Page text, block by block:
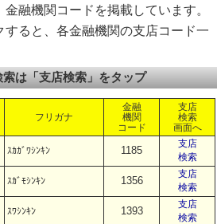
融機関コードを掲載しています。
すると、各金融機関の支店コード一
は「支店検索」をタップ
フリガナ
金融
機関
コード
支店
検索
画面へ
ｽｶｶﾞﾜｼﾝｷﾝ 1185
支店
検索
ｽｶﾞﾓｼﾝｷﾝ 1356
支店
検索
ｽﾜｼﾝｷﾝ 1393
支店
検索